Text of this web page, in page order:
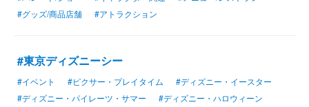
#グッズ/商品店舗
#アトラクション
#東京ディズニーシー
#イベント #ピクサー・プレイタイム
#ディズニー・イースター
#ディズニー・パイレーツ・サマー
#ディズニー・ハロウィーン